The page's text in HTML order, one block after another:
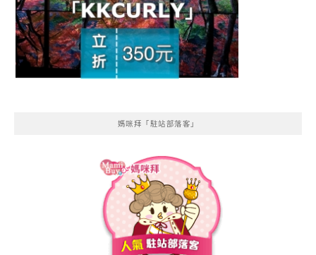
媽咪拜「駐站部落客」